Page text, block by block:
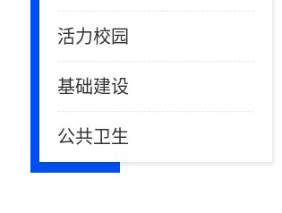
活力校园
基础建设
公共卫生